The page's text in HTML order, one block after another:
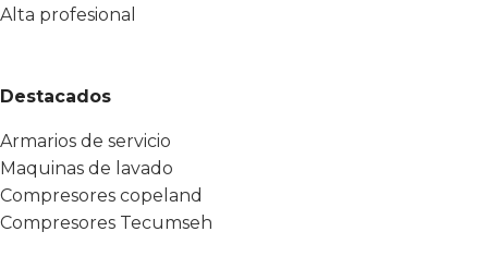
Alta profesional
Destacados
Armarios de servicio
Maquinas de lavado
Compresores copeland
Compresores Tecumseh